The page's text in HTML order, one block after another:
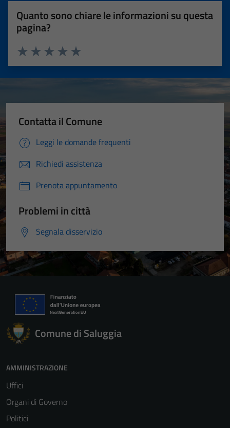
Quanto sono chiare le informazioni su questa
pagina?
Valuta 5 stelle su 5
Valuta 4 stelle su 5
Valuta 3 stelle su 5
Valuta 2 stelle su 5
Valuta 1 stelle su 5
Contatta il Comune
Leggi le domande frequenti
Richiedi assistenza
Prenota appuntamento
Problemi in città
Segnala disservizio
Comune di Saluggia
AMMINISTRAZIONE
Uffici
Organi di Governo
Politici